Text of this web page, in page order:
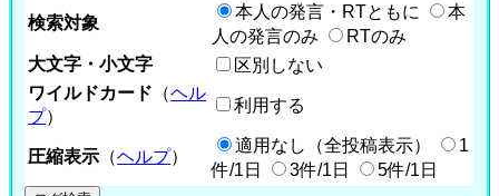
検索対象
本人の発言・RTともに
本
人の発言のみ
RTのみ
大文字・小文字
区別しない
ワイルドカード （ヘル
プ）
利用する
圧縮表示 （ヘルプ）
適用なし（全投稿表示）
1
件/1日
3件/1日 5件/1日